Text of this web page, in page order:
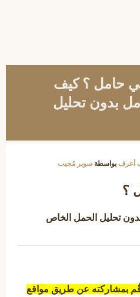
حامل ؟ كيف
بدون تحليل
أعرف بواسطة سوبر مُجيب
؟
تحليل الحمل الخاص
بمشاركته عن طريق مواقع